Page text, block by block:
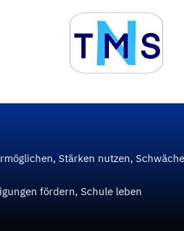
Stärken nutzen,
fördern, Schule leben